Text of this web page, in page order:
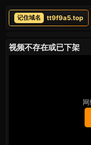
tt9f9a5.top
视频不存在或已下架